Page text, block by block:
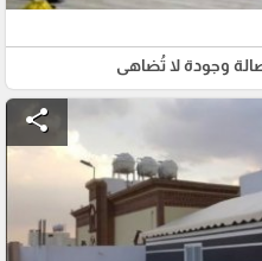
وجودة لا تُضاهى
share